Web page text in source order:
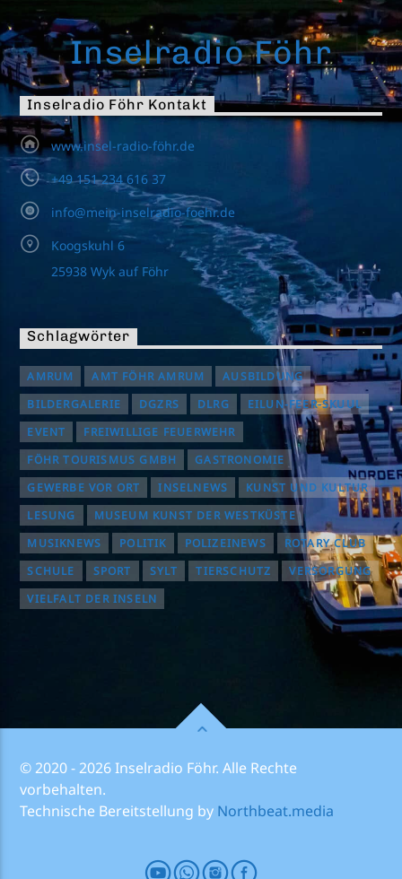
Inselradio Föhr
Inselradio Föhr Kontakt
www.insel-radio-föhr.de
+49 151 234 616 37
info@mein-inselradio-foehr.de
Koogskuhl 6
25938 Wyk auf Föhr
Schlagwörter
AMRUM AMT FÖHR AMRUM
AUSBILDUNG
BILDERGALERIE
DGZRS DLRG
EILUN-FEER-SKUUL
EVENT
FREIWILLIGE FEUERWEHR
FÖHR TOURISMUS GMBH
GASTRONOMIE
GEWERBE VOR ORT
INSELNEWS
KUNST UND KULTUR
LESUNG
MUSEUM KUNST DER WESTKÜSTE
MUSIKNEWS
POLITIK POLIZEINEWS
ROTARY CLUB
SCHULE
SPORT SYLT TIERSCHUTZ
VERSORGUNG
VIELFALT DER INSELN
© 2020 - 2026 Inselradio Föhr. Alle Rechte
vorbehalten.
Technische Bereitstellung by Northbeat.media